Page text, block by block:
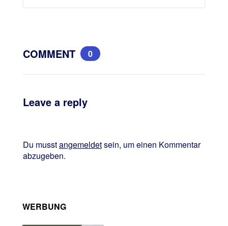
COMMENT 0
Leave a reply
Du musstangemeldetsein, um einen Kommentar
abzugeben.
WERBUNG